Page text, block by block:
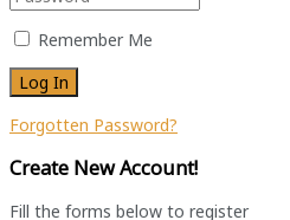
Remember Me
Forgotten Password?
Create New Account!
Fill the forms below to register